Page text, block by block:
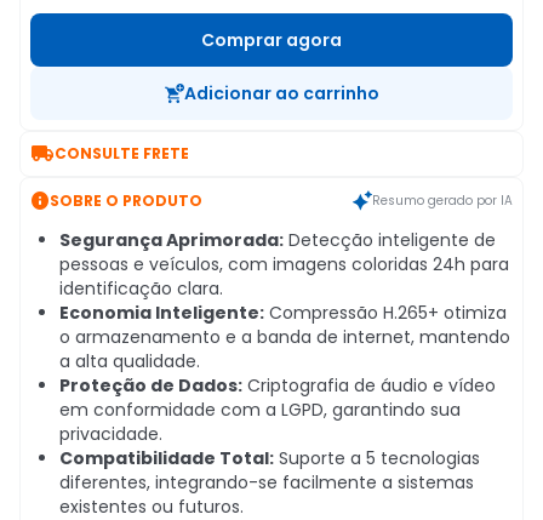
Comprar agora
Adicionar ao carrinho
CONSULTE FRETE
SOBRE O PRODUTO Resumo gerado por IA
Segurança Aprimorada: Detecção inteligente de
pessoas e veículos, com imagens coloridas 24h para
identificação clara.
Economia Inteligente: Compressão H.265+ otimiza
o armazenamento e a banda de internet, mantendo
a alta qualidade.
Proteção de Dados: Criptografia de áudio e vídeo
em conformidade com a LGPD, garantindo sua
privacidade.
Compatibilidade Total: Suporte a 5 tecnologias
diferentes, integrando-se facilmente a sistemas
existentes ou futuros.